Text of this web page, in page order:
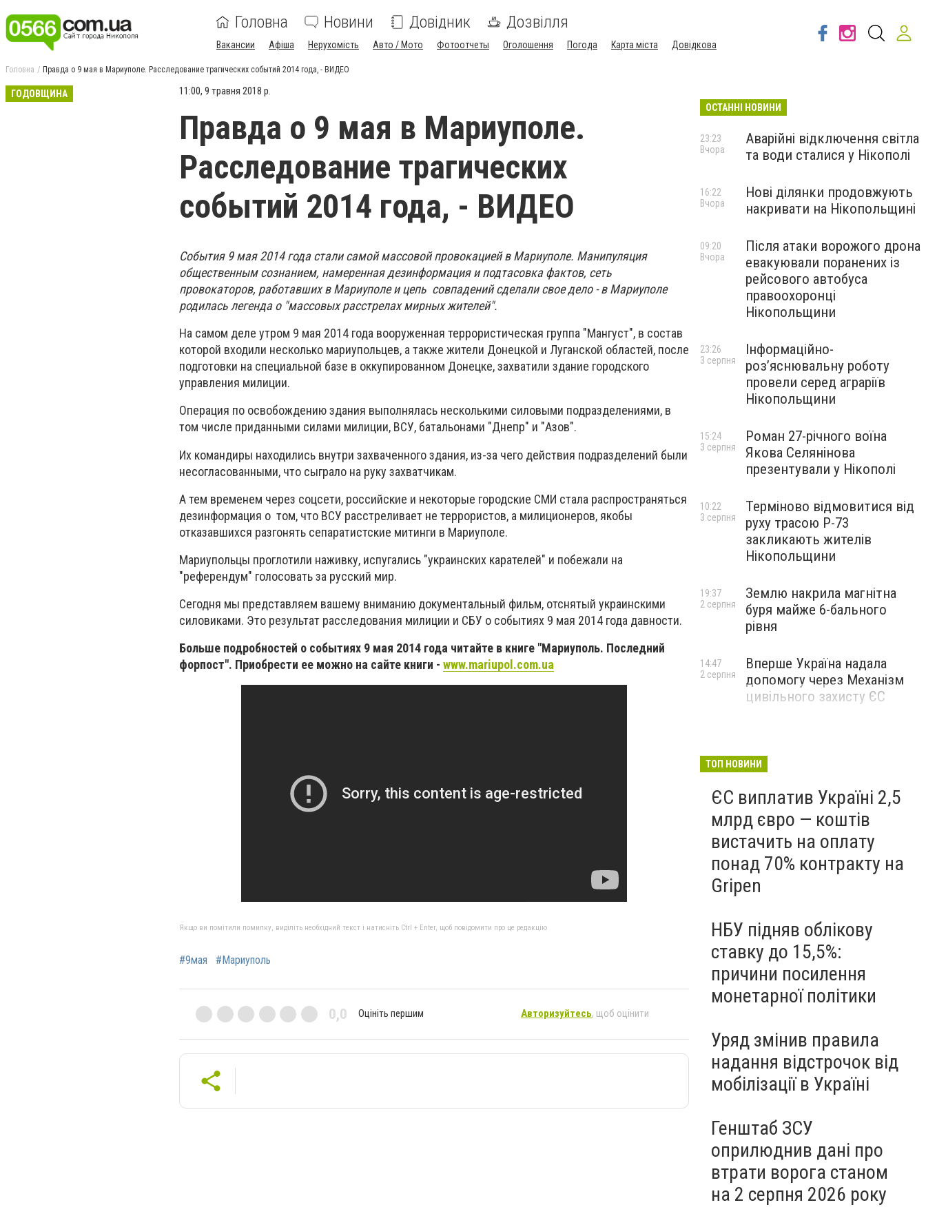
Головна Новини Довідник Дозвілля
Вакансии Афіша Нерухомість Авто / Мото Фотоотчеты Оголошення Погода Карта міста Довідкова
Головна Правда о 9 мая в Мариуполе. Расследование трагических событий 2014 года, - ВИДЕО
ГОДОВЩИНА 11:00, 9 травня 2018 р.
Правда о 9 мая в Мариуполе.
Расследование трагических
событий 2014 года, - ВИДЕО
События 9 мая 2014 года стали самой массовой провокацией в Мариуполе. Манипуляция
общественным сознанием, намеренная дезинформация и подтасовка фактов, сеть
провокаторов, работавших в Мариуполе и цепь совпадений сделали свое дело - в Мариуполе
родилась легенда о "массовых расстрелах мирных жителей".
На самом деле утром 9 мая 2014 года вооруженная террористическая группа "Мангуст", в состав
которой входили несколько мариупольцев, а также жители Донецкой и Луганской областей, после
подготовки на специальной базе в оккупированном Донецке, захватили здание городского
управления милиции.
Операция по освобождению здания выполнялась несколькими силовыми подразделениями, в
том числе приданными силами милиции, ВСУ, батальонами "Днепр" и "Азов".
Их командиры находились внутри захваченного здания, из-за чего действия подразделений были
несогласованными, что сыграло на руку захватчикам.
А тем временем через соцсети, российские и некоторые городские СМИ стала распространяться
дезинформация о том, что ВСУ расстреливает не террористов, а милиционеров, якобы
отказавшихся разгонять сепаратистские митинги в Мариуполе.
Мариупольцы проглотили наживку, испугались "украинских карателей" и побежали на
"референдум" голосовать за русский мир.
Сегодня мы представляем вашему вниманию документальный фильм, отснятый украинскими
силовиками. Это результат расследования милиции и СБУ о событиях 9 мая 2014 года давности.
Больше подробностей о событиях 9 мая 2014 года читайте в книге "Мариуполь. Последний
форпост". Приобрести ее можно на сайте книги - www.mariupol.com.ua
Якщо ви помітили помилку, виділіть необхідний текст і натисніть Ctrl + Enter, щоб повідомити про це редакцію
#9мая #Мариуполь
0,0 Оцініть першим Авторизуйтесь, щоб оцінити
ОСТАННІ НОВИНИ
Аварійні відключення світла
та води сталися у Нікополі
23:23
Вчора
Нові ділянки продовжують
накривати на Нікопольщині
16:22
Вчора
Після атаки ворожого дрона
евакуювали поранених із
рейсового автобуса
правоохоронці
Нікопольщини
09:20
Вчора
Інформаційно-
роз’яснювальну роботу
провели серед аграріїв
Нікопольщини
23:26
3 серпня
Роман 27-річного воїна
Якова Селянінова
презентували у Нікополі
15:24
3 серпня
Терміново відмовитися від
руху трасою Р-73
закликають жителів
Нікопольщини
10:22
3 серпня
Землю накрила магнітна
буря майже 6-бального
рівня
19:37
2 серпня
Вперше Україна надала
допомогу через Механізм
цивільного захисту ЄС
14:47
2 серпня
ТОП НОВИНИ
ЄС виплатив Україні 2,5
млрд євро — коштів
вистачить на оплату
понад 70% контракту на
Gripen
НБУ підняв облікову
ставку до 15,5%:
причини посилення
монетарної політики
Уряд змінив правила
надання відстрочок від
мобілізації в Україні
Генштаб ЗСУ
оприлюднив дані про
втрати ворога станом
на 2 серпня 2026 року